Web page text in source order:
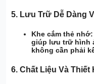
5. Lưu Trữ Dễ Dàng
Khe cắm thẻ nhớ:
giúp lưu trữ hình
không cần phải
6.Chất Liệu Và Thiết